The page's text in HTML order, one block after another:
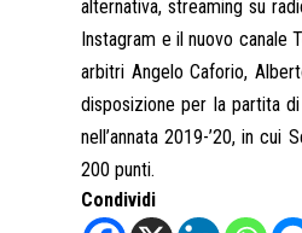
alternativa, streaming su
Instagram e il nuovo canale
arbitri Angelo Caforio,
disposizione per la partita
nell’annata 2019-’20, in
200 punti.
Condividi